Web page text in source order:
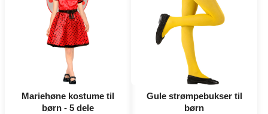
Mariehøne kostume til
børn - 5 dele
Gule strømpebukser til
børn